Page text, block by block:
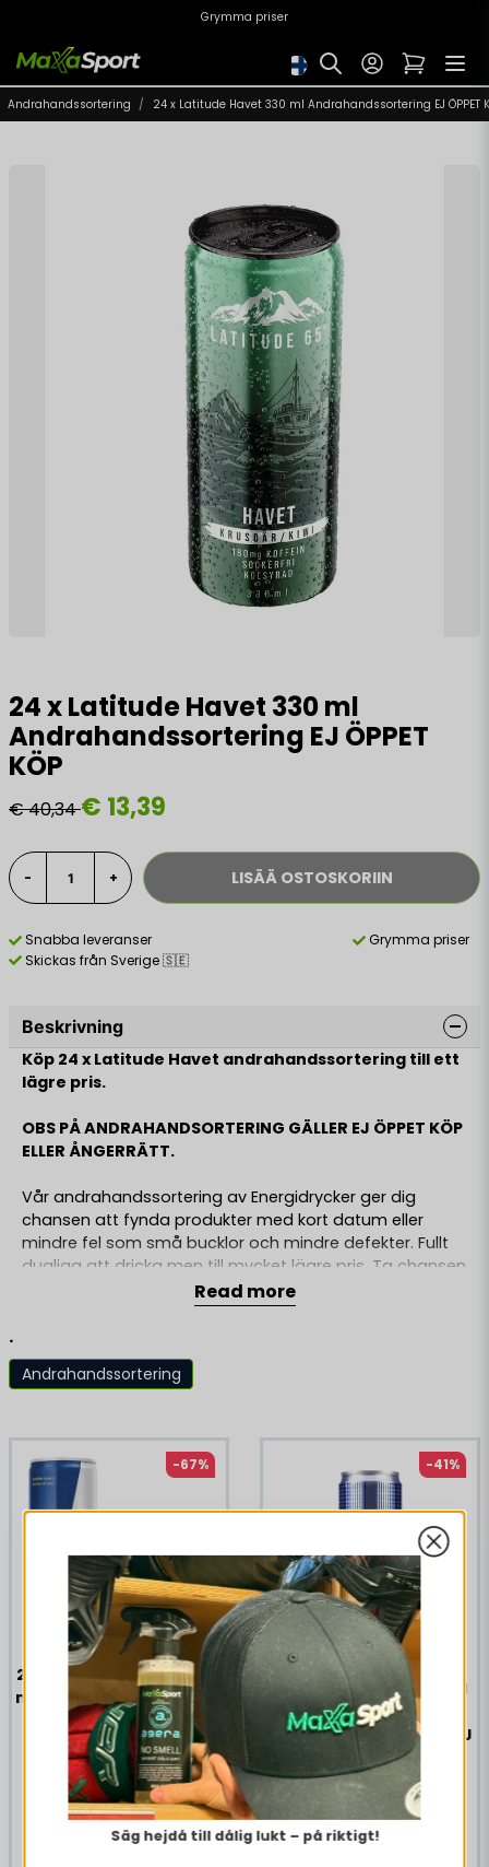
Grymma priser
Andrahandssortering 24 x Latitude Havet 330 ml Andrahandssortering EJ ÖPPET
24 x Latitude Havet 330 ml
Andrahandssortering EJ ÖPPET
KÖP
€ 40,34€ 13,39
- + LISÄÄ OSTOSKORIIN
Snabba leveranser
Grymma priser
Skickas från Sverige 🇸🇪
Beskrivning
Köp 24 x Latitude Havet andrahandssortering till ett
lägre pris.
OBS PÅ ANDRAHANDSORTERING GÄLLER EJ ÖPPET KÖP
ELLER ÅNGERRÄTT.
Vår andrahandssortering av Energidrycker ger dig
chansen att fynda produkter med kort datum eller
mindre fel som små bucklor och mindre defekter. Fullt
dugliga att dricka men till mycket lägre pris. Ta chansen
att fynda samma innehåll och smak men till oslagbart
Andrahandsortering är produkter som fortfarande
håller samma kvalité men har prissänkts pga
Ingredienser:
Kolsyrat vatten, surhetsreglerande medel (äppelsyra,
citronsyra, natrumcitrat), färgämne (E150b, E133), aromer,
koffein, sötningsmedel (sukralos), niacin, vitamin B6, folsyra,
biotin. Produktens ingredienslista kan uppdateras över tid.
Konsultera alltid ingredienslistan som finns på den köpta
produktens förpackning.
Read more
.
Andrahandssortering
24 x Red Bull Original 250
ml Andrahandssortering
EJ ÖPPET KÖP
-67%
€ 40,34 € 13,39
Väliaikaisesti poissa
24 x Powerking Original
250 ml
Andrahandssortering EJ
ÖPPET KÖP
-41%
€ 15,18 € 8,89
Väliaikaisesti poissa
Säg hejdå till dålig lukt – på riktigt!